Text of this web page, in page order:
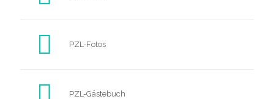
PZL-Fotos
PZL-Gästebuch